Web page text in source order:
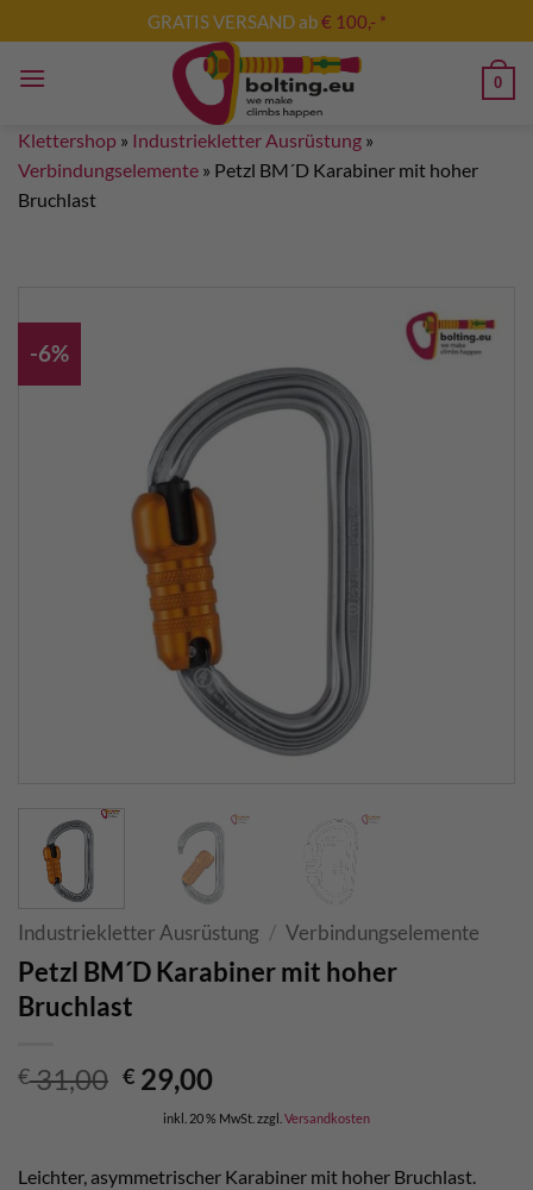
Inhalt
springen
GRATIS VERSAND ab€ 100,- *
0
Klettershop » Industriekletter Ausrüstung »
Verbindungselemente » Petzl BM´D Karabiner mit hoher
Bruchlast
-6%
Industriekletter Ausrüstung / Verbindungselemente
Petzl BM´D Karabiner mit hoher
Bruchlast
€31,00 Ursprünglicher
Preis
war:
€ 31,00
€ 29,00Aktueller
Preis
ist:
€ 29,00.
inkl. 20 % MwSt. zzgl. Versandkosten
Leichter, asymmetrischer Karabiner mit hoher Bruchlast.